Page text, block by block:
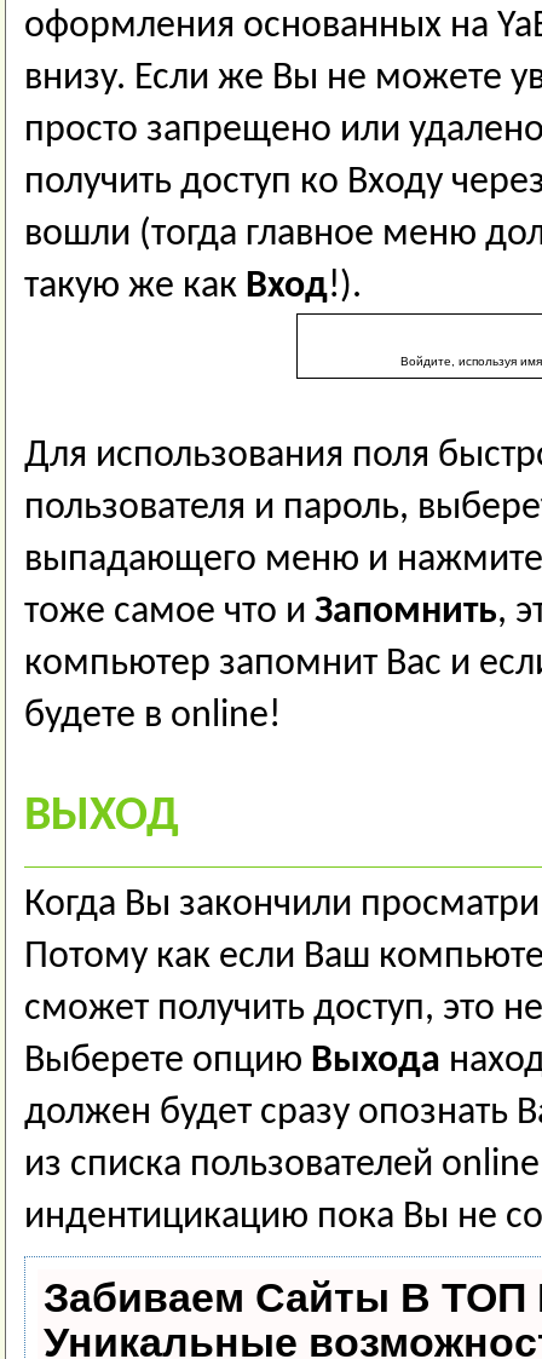
оформления основанных на
внизу. Если же Вы не можете
просто запрещено или
получить доступ ко Входу
вошли (тогда главное меню
такую же как Вход!).
Войдите, используя
Для использования поля
пользователя и пароль,
выпадающего меню и
тоже самое что и Запомнить,
компьютер запомнит Вас и
будете в online!
ВЫХОД
Когда Вы закончили
Потому как если Ваш
сможет получить доступ, это
Выберете опцию Выхода
должен будет сразу опознать
из списка пользователей
индентицикацию пока Вы не
Забиваем Сайты В
Уникальные